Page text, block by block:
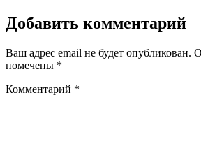
Добавить комментарий
Ваш адрес email не будет опубликован.
помечены *
Комментарий *